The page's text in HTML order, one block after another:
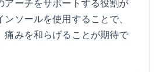
アーチをサポートする役割が
ソールを使用することで、
痛みを和らげることが期待で